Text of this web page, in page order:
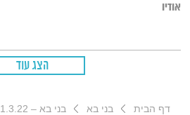
אודיו
הצג עוד
דף הבית בני בא בני בא – 21.3.22